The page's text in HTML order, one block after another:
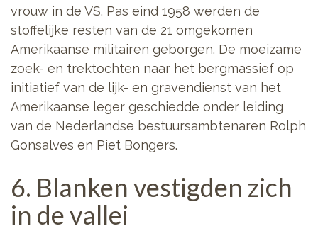
vrouw in de VS. Pas eind 1958 werden de
stoffelijke resten van de 21 omgekomen
Amerikaanse militairen geborgen. De moeizame
zoek- en trektochten naar het bergmassief op
initiatief van de lijk- en gravendienst van het
Amerikaanse leger geschiedde onder leiding
van de Nederlandse bestuursambtenaren Rolph
Gonsalves en Piet Bongers.
6. Blanken vestigden zich
in de vallei